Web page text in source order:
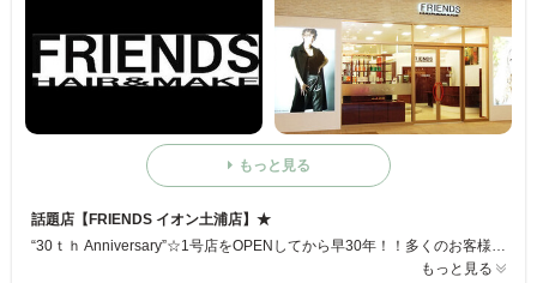
もっと見る
話題店【FRIENDS イオン土浦店】★
もっと見る